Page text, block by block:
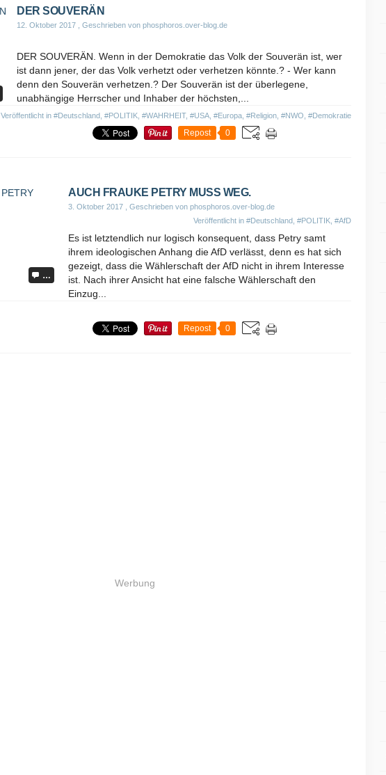
DER SOUVERÄN
12. Oktober 2017 , Geschrieben von phosphoros.over-blog.de
Veröffentlicht in #Deutschland #POLITIK #WAHRHEIT, #USA #Europa #Religion #NWO #Demokratie
DER SOUVERÄN. Wenn in der Demokratie das Volk der Souverän ist, wer
ist dann jener, der das Volk verhetzt oder verhetzen könnte.? - Wer kann
denn den Souverän verhetzen.? Der Souverän ist der überlegene,
unabhängige Herrscher und Inhaber der höchsten,...
Repost 0
…
AUCH FRAUKE PETRY MUSS WEG.
3. Oktober 2017 , Geschrieben von phosphoros.over-blog.de
Veröffentlicht in #Deutschland #POLITIK #AfD
Es ist letztendlich nur logisch konsequent, dass Petry samt
ihrem ideologischen Anhang die AfD verlässt, denn es hat sich
gezeigt, dass die Wählerschaft der AfD nicht in ihrem Interesse
ist. Nach ihrer Ansicht hat eine falsche Wählerschaft den
Einzug...
Repost 0
Werbung